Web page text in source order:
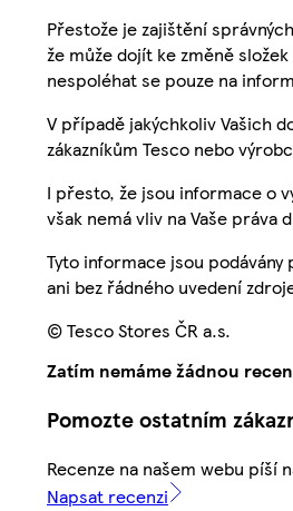
Přestože je zajištění
že může dojít ke změně
nespoléhat se pouze na
V případě jakýchkoliv Vašich
zákazníkům Tesco nebo
I přesto, že jsou informace o
však nemá vliv na Vaše práva
Tyto informace jsou
ani bez řádného uvedení
© Tesco Stores ČR a.s.
Zatím nemáme žádnou
Pomozte ostatním
Recenze na našem webu píší
Napsat recenzi